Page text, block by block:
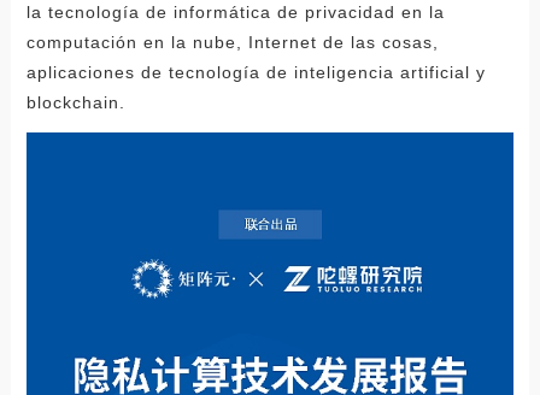
la tecnología de informática de privacidad en la
computación en la nube, Internet de las cosas,
aplicaciones de tecnología de inteligencia artificial y
blockchain.